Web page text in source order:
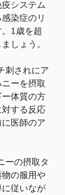
システム
染症のリ
1歳を超
しょう。
刺されにア
ーを摂取
体質の方
する反応
医師のア
ーの摂取タ
の服用や
従いなが